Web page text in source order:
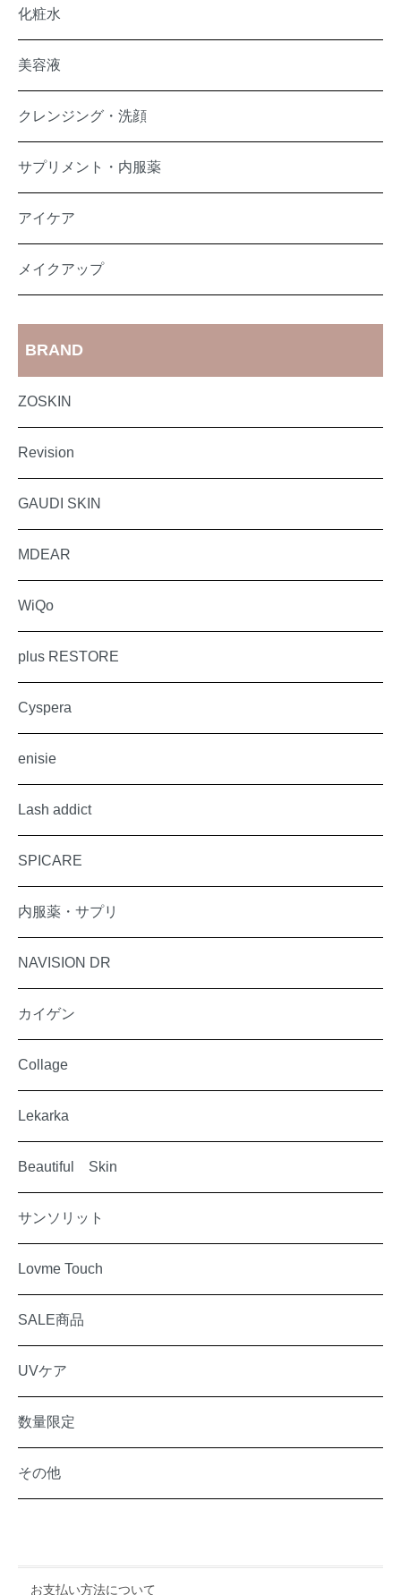
化粧水
美容液
クレンジング・洗顔
サプリメント・内服薬
アイケア
メイクアップ
BRAND
ZOSKIN
Revision
GAUDI SKIN
MDEAR
WiQo
plus RESTORE
Cyspera
enisie
Lash addict
SPICARE
内服薬・サプリ
NAVISION DR
カイゲン
Collage
Lekarka
Beautiful Skin
サンソリット
Lovme Touch
SALE商品
UVケア
数量限定
その他
お支払い方法について